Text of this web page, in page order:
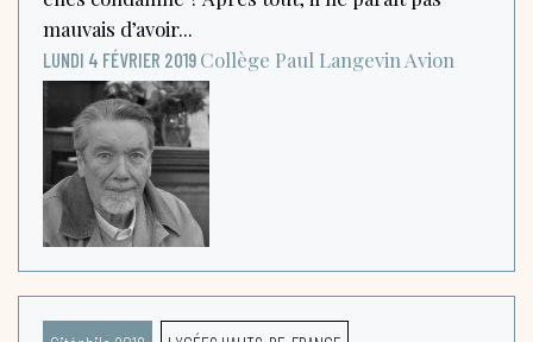
mauvais d’avoir...
LUNDI 4 FÉVRIER 2019 Collège Paul Langevin Avion